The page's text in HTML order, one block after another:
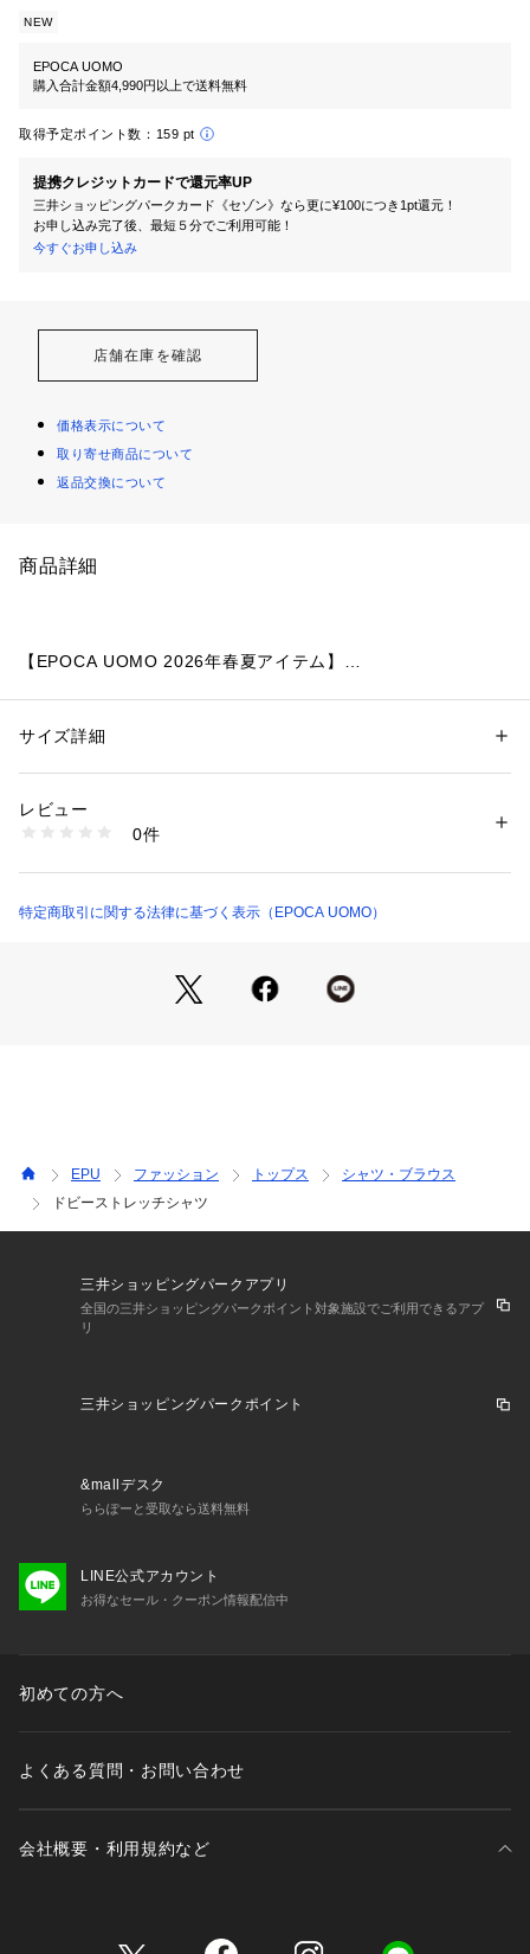
NEW
EPOCA UOMO
購入合計金額4,990円以上で送料無料
取得予定ポイント数： 159 pt
提携クレジットカードで還元率UP
三井ショッピングパークカード《セゾン》なら更に¥100につき1pt還元！
お申し込み完了後、最短５分でご利用可能！
今すぐお申し込み
店舗在庫を確認
価格表示について
取り寄せ商品について
返品交換について
商品詳細
【EPOCA UOMO 2026年春夏アイテム】
一見無地に見えますが、細かい柄を入れて織り密度を詰めるこ
とで、程よいハリ感を持たせた他とは一線を画す素材となって
ングヒットアイテム。
イメージ、サイズ、品質表示、原産国等が異なる場合がござい
ます。
性別：メンズ
素材：綿100%
商品番号：
M1M08720-- （ショップ）
サイズ詳細
レビュー
0件
特定商取引に関する法律に基づく表示（EPOCA UOMO）
EPU ファッション トップス
シャツ・ブラウス
ドビーストレッチシャツ
三井ショッピングパークアプリ
全国の三井ショッピングパークポイント対象施設でご利用できるアプ
リ
三井ショッピングパークポイント
&mallデスク
ららぽーと受取なら送料無料
LINE公式アカウント
お得なセール・クーポン情報配信中
初めての方へ
よくある質問・お問い合わせ
会社概要・利用規約など